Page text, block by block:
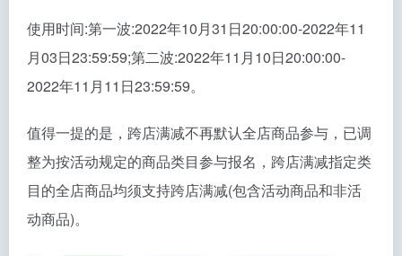
使用时间:第一波:2022年10月31日20:00:00-2022年11
月03日23:59:59;第二波:2022年11月10日20:00:00-
2022年11月11日23:59:59。
值得一提的是，跨店满减不再默认全店商品参与，已调
整为按活动规定的商品类目参与报名，跨店满减指定类
目的全店商品均须支持跨店满减(包含活动商品和非活
动商品)。